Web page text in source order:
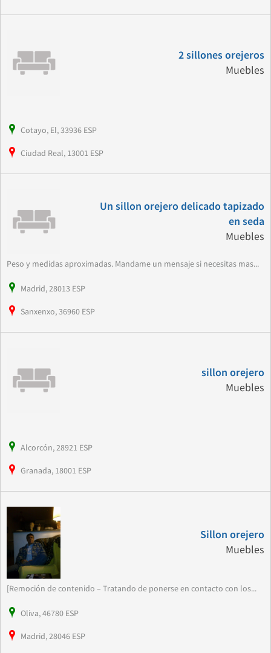
2 sillones orejeros
Muebles
Cotayo, El, 33936 ESP
Ciudad Real, 13001 ESP
Un sillon orejero delicado tapizado
en seda
Muebles
Peso y medidas aproximadas. Mandame un mensaje si necesitas mas...
Madrid, 28013 ESP
Sanxenxo, 36960 ESP
sillon orejero
Muebles
Alcorcón, 28921 ESP
Granada, 18001 ESP
Sillon orejero
Muebles
[Remoción de contenido – Tratando de ponerse en contacto con los...
Oliva, 46780 ESP
Madrid, 28046 ESP